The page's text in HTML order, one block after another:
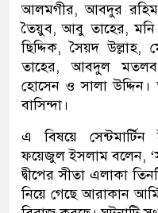
আলমগীর, আবদুর
তৈয়ুব, আবু তাহের, মনি
ছিদ্দিক, সৈয়দ
তাহের, আবদুল
হোসেন ও সালা উদ্দিন।
বাসিন্দা।
এ বিষয়ে
ফয়েজুল ইসলাম বলেন,
দ্বীপের সীতা এলাকা
নিয়ে গেছে আরাকান